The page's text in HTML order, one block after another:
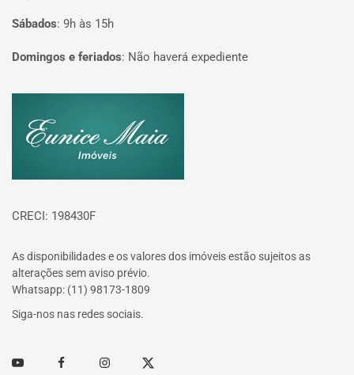
Sábados: 9h às 15h
Domingos e feriados: Não haverá expediente
CRECI: 198430F
As disponibilidades e os valores dos imóveis estão sujeitos as
alterações sem aviso prévio.
Whatsapp: (11) 98173-1809
Siga-nos nas redes sociais.
Youtube FacebookInstagramTwitter